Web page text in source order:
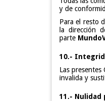
y de
Para el resto
la dirección
parte
10.-
Las presentes
invalida y
11.- Nulidad